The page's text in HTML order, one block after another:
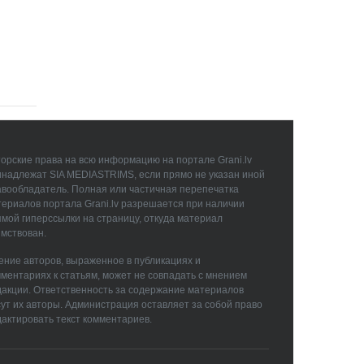
права на всю информацию на портале Grani.lv
SIA MEDIASTRIMS, если прямо не указан иной
Полная или частичная перепечатка
портала Grani.lv разрешается при наличии
гиперссылки на страницу, откуда материал
авторов, выраженное в публикациях и
к статьям, может не совпадать с мнением
Ответственность за содержание материалов
их авторы. Администрация оставляет за собой право
текст комментариев.